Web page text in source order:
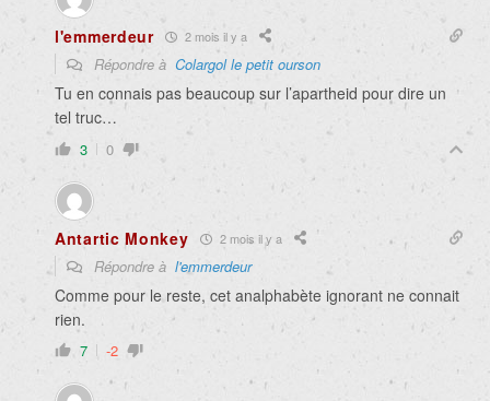
l'emmerdeur 2 mois il y a
Répondre à Colargol le petit ourson
Tu en connais pas beaucoup sur l’apartheid pour dire un
tel truc…
3 0
Antartic Monkey 2 mois il y a
Répondre à l'emmerdeur
Comme pour le reste, cet analphabète ignorant ne connait
rien.
7 -2